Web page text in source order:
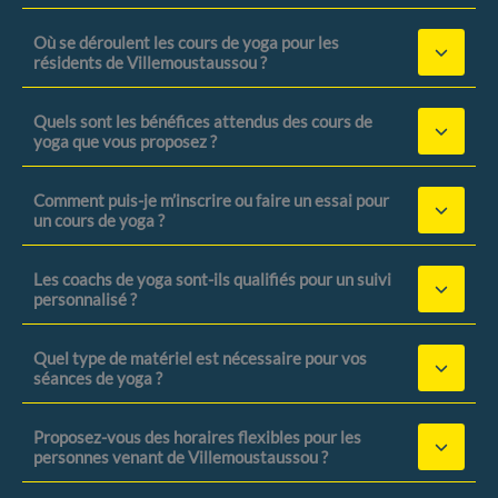
Où se déroulent les cours de yoga pour les
résidents de Villemoustaussou ?
Quels sont les bénéfices attendus des cours de
yoga que vous proposez ?
Comment puis-je m’inscrire ou faire un essai pour
un cours de yoga ?
Les coachs de yoga sont-ils qualifiés pour un suivi
personnalisé ?
Quel type de matériel est nécessaire pour vos
séances de yoga ?
Proposez-vous des horaires flexibles pour les
personnes venant de Villemoustaussou ?